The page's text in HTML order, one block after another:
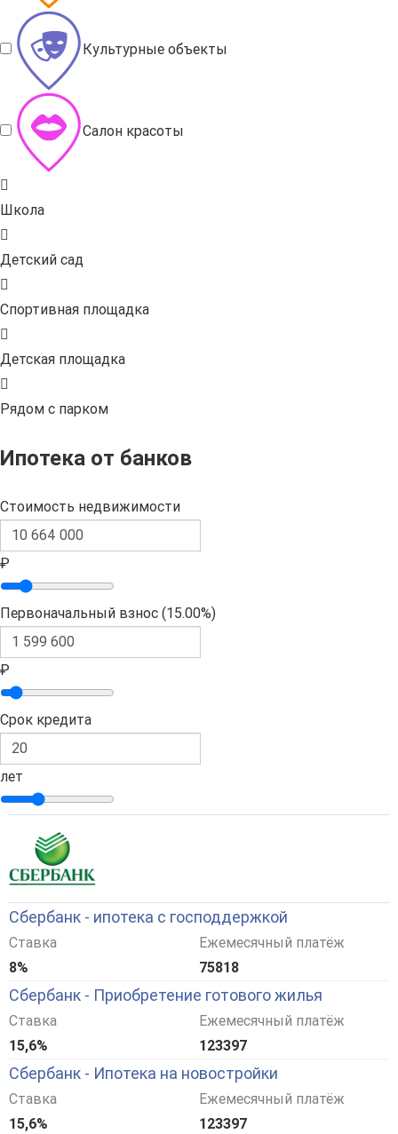
Культурные объекты
Салон красоты
Школа
Детский сад
Спортивная площадка
Детская площадка
Рядом с парком
Ипотека от банков
Стоимость недвижимости
₽
Первоначальный взнос (15.00%)
₽
Срок кредита
лет
Сбербанк - ипотека с господдержкой
Ставка
8%
Ежемесячный платёж
75818
Сбербанк - Приобретение готового жилья
Ставка
15,6%
Ежемесячный платёж
123397
Сбербанк - Ипотека на новостройки
Ставка
15,6%
Ежемесячный платёж
123397